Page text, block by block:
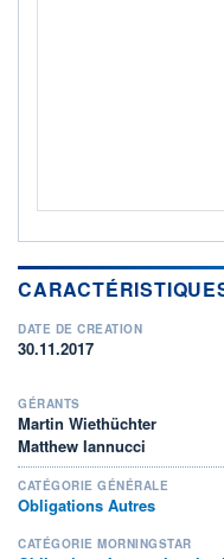
DATE DE CRÉATION
30.11.2017
GÉRANTS
Martin Wiethüchter
Matthew Iannucci
CATÉGORIE GÉNÉRALE
Obligations Autres
CATÉGORIE MORNINGSTAR